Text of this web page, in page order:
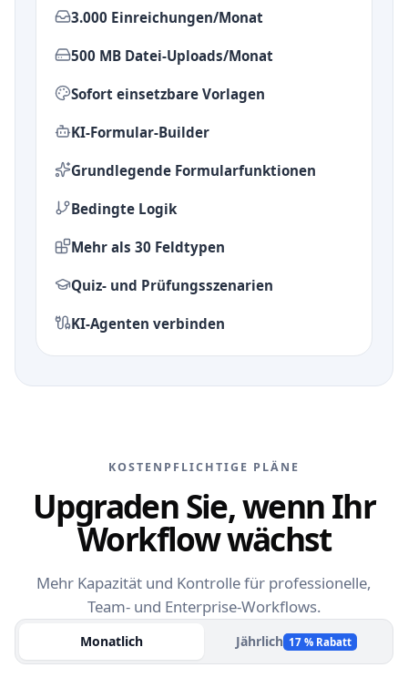
3.000 Einreichungen/Monat
500 MB Datei-Uploads/Monat
Sofort einsetzbare Vorlagen
KI-Formular-Builder
Grundlegende Formularfunktionen
Bedingte Logik
Mehr als 30 Feldtypen
Quiz- und Prüfungsszenarien
KI-Agenten verbinden
KOSTENPFLICHTIGE PLÄNE
Upgraden Sie, wenn Ihr
Workflow wächst
Mehr Kapazität und Kontrolle für professionelle,
Team- und Enterprise-Workflows.
Monatlich Jährlich 17 % Rabatt